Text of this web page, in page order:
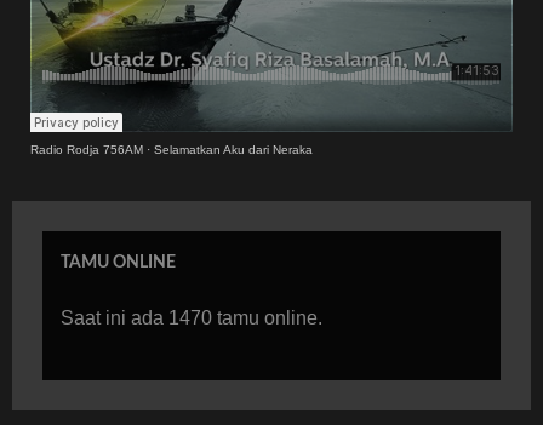
Radio Rodja 756AM · Selamatkan Aku dari Neraka
TAMU ONLINE
Saat ini ada 1470 tamu online.